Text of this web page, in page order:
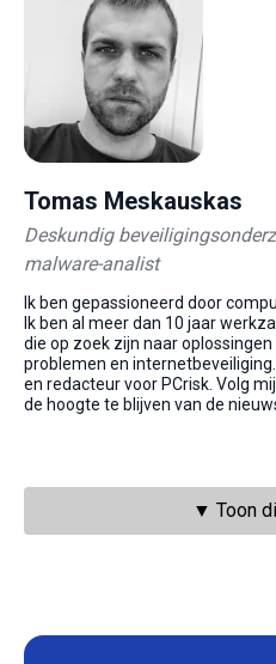
Tomas Meskauskas
Deskundig
malware-analist
Ik ben gepassioneerd door
Ik ben al meer dan 10 jaar
die op zoek zijn naar
problemen en
en redacteur voor PCrisk. Volg
de hoogte te blijven van de
▼ Toon